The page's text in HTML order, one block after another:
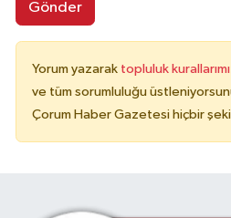
Gönder
Yorum yazarak topluluk
ve tüm sorumluluğu
Çorum Haber Gazetesi hiçbir